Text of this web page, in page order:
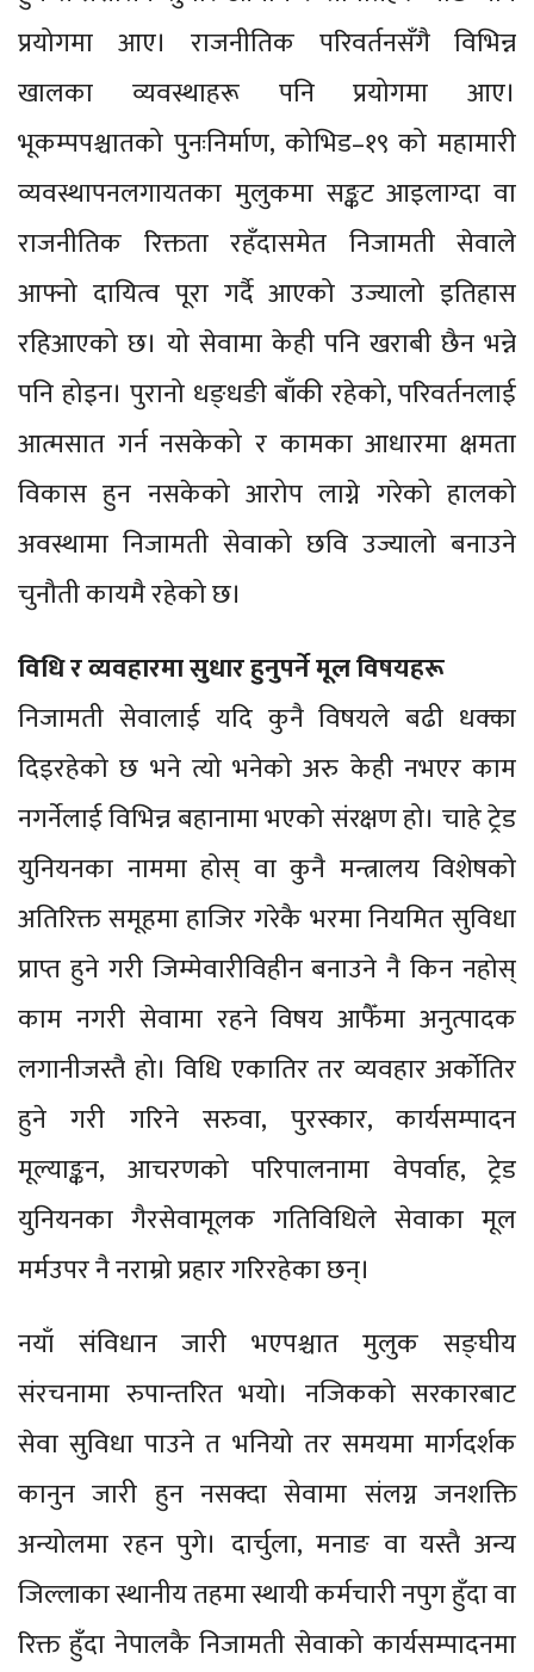
प्रयोगमा आए। राजनीतिक परिवर्तनसँगै विभिन्न
खालका व्यवस्थाहरू पनि प्रयोगमा आए।
भूकम्पपश्चातको पुनःनिर्माण, कोभिड–१९ को महामारी
व्यवस्थापनलगायतका मुलुकमा सङ्कट आइलाग्दा वा
राजनीतिक रिक्तता रहँदासमेत निजामती सेवाले
आफ्नो दायित्व पूरा गर्दै आएको उज्यालो इतिहास
रहिआएको छ। यो सेवामा केही पनि खराबी छैन भन्ने
पनि होइन। पुरानो धङ्धङी बाँकी रहेको, परिवर्तनलाई
आत्मसात गर्न नसकेको र कामका आधारमा क्षमता
विकास हुन नसकेको आरोप लाग्ने गरेको हालको
अवस्थामा निजामती सेवाको छवि उज्यालो बनाउने
चुनौती कायमै रहेको छ।
विधि र व्यवहारमा सुधार हुनुपर्ने मूल विषयहरू
निजामती सेवालाई यदि कुनै विषयले बढी धक्का
दिइरहेको छ भने त्यो भनेको अरु केही नभएर काम
नगर्नेलाई विभिन्न बहानामा भएको संरक्षण हो। चाहे ट्रेड
युनियनका नाममा होस् वा कुनै मन्त्रालय विशेषको
अतिरिक्त समूहमा हाजिर गरेकै भरमा नियमित सुविधा
प्राप्त हुने गरी जिम्मेवारीविहीन बनाउने नै किन नहोस्
काम नगरी सेवामा रहने विषय आफैँमा अनुत्पादक
लगानीजस्तै हो। विधि एकातिर तर व्यवहार अर्कोतिर
हुने गरी गरिने सरुवा, पुरस्कार, कार्यसम्पादन
मूल्याङ्कन, आचरणको परिपालनामा वेपर्वाह, ट्रेड
युनियनका गैरसेवामूलक गतिविधिले सेवाका मूल
मर्मउपर नै नराम्रो प्रहार गरिरहेका छन्।
नयाँ संविधान जारी भएपश्चात मुलुक सङ्घीय
संरचनामा रुपान्तरित भयो। नजिकको सरकारबाट
सेवा सुविधा पाउने त भनियो तर समयमा मार्गदर्शक
कानुन जारी हुन नसक्दा सेवामा संलग्न जनशक्ति
अन्योलमा रहन पुगे। दार्चुला, मनाङ वा यस्तै अन्य
जिल्लाका स्थानीय तहमा स्थायी कर्मचारी नपुग हुँदा वा
रिक्त हुँदा नेपालकै निजामती सेवाको कार्यसम्पादनमा